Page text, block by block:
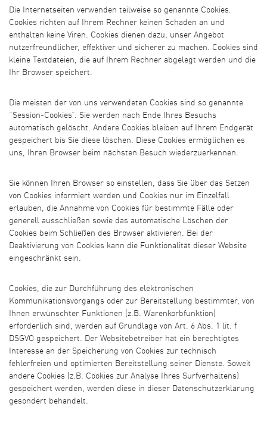
Die Internetseiten verwenden teilweise so genannte Cookies.
Cookies richten auf Ihrem Rechner keinen Schaden an und
enthalten keine Viren. Cookies dienen dazu, unser Angebot
nutzerfreundlicher, effektiver und sicherer zu machen. Cookies sind
kleine Textdateien, die auf Ihrem Rechner abgelegt werden und die
Ihr Browser speichert.
Die meisten der von uns verwendeten Cookies sind so genannte
“Session-Cookies”. Sie werden nach Ende Ihres Besuchs
automatisch gelöscht. Andere Cookies bleiben auf Ihrem Endgerät
gespeichert bis Sie diese löschen. Diese Cookies ermöglichen es
uns, Ihren Browser beim nächsten Besuch wiederzuerkennen.
Sie können Ihren Browser so einstellen, dass Sie über das Setzen
von Cookies informiert werden und Cookies nur im Einzelfall
erlauben, die Annahme von Cookies für bestimmte Fälle oder
generell ausschließen sowie das automatische Löschen der
Cookies beim Schließen des Browser aktivieren. Bei der
Deaktivierung von Cookies kann die Funktionalität dieser Website
eingeschränkt sein.
Cookies, die zur Durchführung des elektronischen
Kommunikationsvorgangs oder zur Bereitstellung bestimmter, von
Ihnen erwünschter Funktionen (z.B. Warenkorbfunktion)
erforderlich sind, werden auf Grundlage von Art. 6 Abs. 1 lit. f
DSGVO gespeichert. Der Websitebetreiber hat ein berechtigtes
Interesse an der Speicherung von Cookies zur technisch
fehlerfreien und optimierten Bereitstellung seiner Dienste. Soweit
andere Cookies (z.B. Cookies zur Analyse Ihres Surfverhaltens)
gespeichert werden, werden diese in dieser Datenschutzerklärung
gesondert behandelt.